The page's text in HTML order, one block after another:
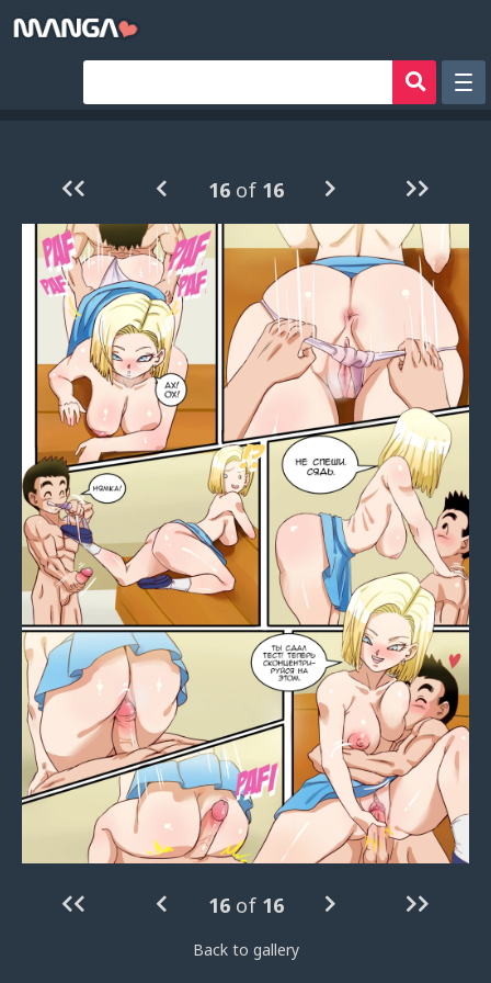
Аниме хентай
Сборники манги
Sign in
Register
16 of 16
16 of 16
Back to gallery